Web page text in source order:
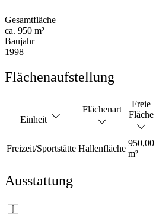
Gesamtfläche
ca. 950 m²
Baujahr
1998
Flächenaufstellung
Einheit
Flächenart
Freie
Fläche
Freizeit/Sportstätte Hallenfläche
950,00
m²
Ausstattung